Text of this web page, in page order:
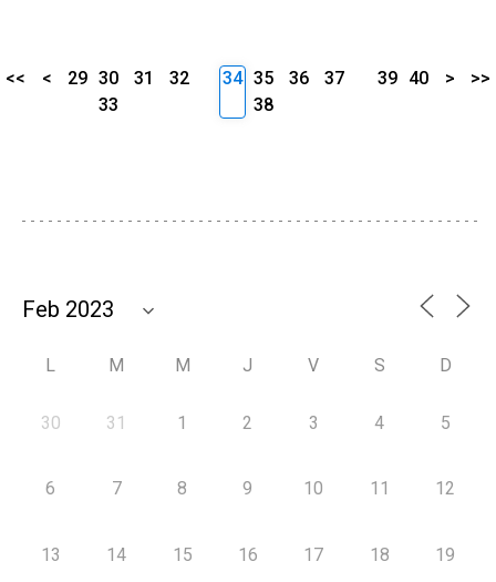
<< < 29 30 31
32
33
34 35 36
37
38
39 40 > >>
L M M J V S D
30 31 1 2 3 4 5
6 7 8 9 10 11 12
13 14 15 16 17 18 19